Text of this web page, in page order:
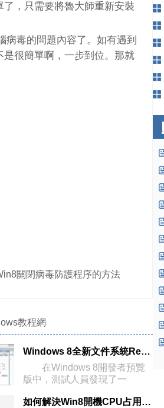
，只需要將魯大師重新安裝
毒的問題內容了。如有遇到
很簡單啊，一步到位。那就
關閉病毒防護程序的方法
教程網
Windows 8全新文件系統ReFS首度曝光
在Windows 8開發者預覽
版中，測試人員發現了一
如何解決Win8開機CPU占用率高硬盤燈長閃故障？